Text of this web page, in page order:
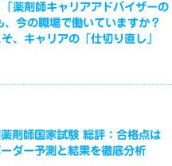
薬剤師キャリアアドバイザーの
今の職場で働いていますか？
、キャリアの「仕切り直し」
剤師国家試験 総評：合格点は
ダー予測と結果を徹底分析